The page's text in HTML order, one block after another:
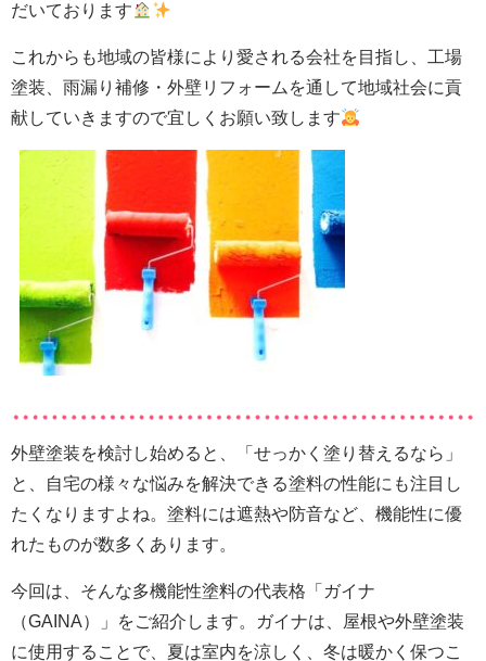
だいております
これからも地域の皆様により愛される会社を目指し、工場
塗装、雨漏り補修・ 外壁リフォームを通して地域社会に貢
献していきますので宜しくお願い致します
外壁塗装を検討し始めると、「せっかく塗り替えるなら」
と、自宅の様々な悩みを解決できる塗料の性能にも注目し
たくなりますよね。塗料には遮熱や防音など、機能性に優
れたものが数多くあります。
今回は、そんな多機能性塗料の代表格「ガイナ
（GAINA）」をご紹介します。ガイナは、屋根や外壁塗装
に使用することで、夏は室内を涼しく、冬は暖かく保つこ